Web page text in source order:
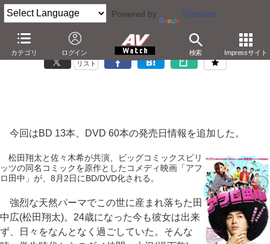
Powered by Translate
カテゴリ ログイン 検索 Impressサイト
「Blu-ray/DVD発売日一覧」5月17日の更新情報
リスト
今回はBD 13本、DVD 60本の発売日情報を追加した。
松田翔太と佐々木希が共演、ビッグコミックスピリ
ッツの同名コミックを原作としたコメディ映画「アフ
ロ田中」が、8月2日にBD/DVD化される。
強烈な天然パーマでこの世に産まれ落ちた田
中広(松田翔太)。24歳になった今も彼女は出来
ず、日々をなんとなく過ごしていた。そんな